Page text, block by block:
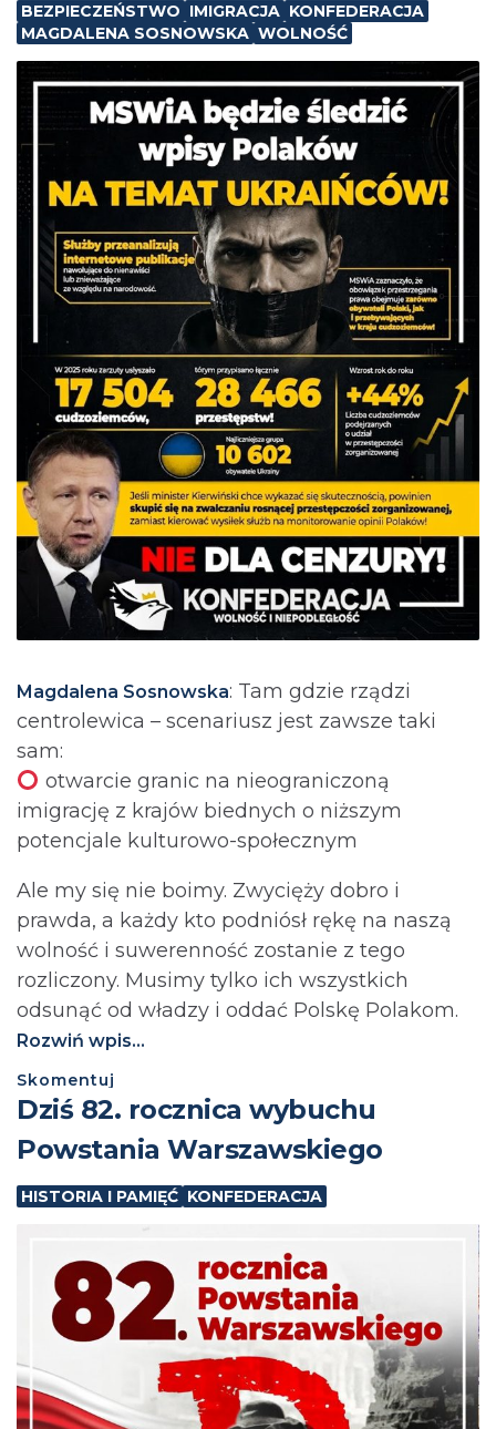
BEZPIECZEŃSTWO IMIGRACJA KONFEDERACJA
MAGDALENA SOSNOWSKA WOLNOŚĆ
Magdalena Sosnowska: Tam gdzie rządzi
centrolewica – scenariusz jest zawsze taki
sam:
otwarcie granic na nieograniczoną
imigrację z krajów biednych o niższym
potencjale kulturowo-społecznym
Ale my się nie boimy. Zwycięży dobro i
prawda, a każdy kto podniósł rękę na naszą
wolność i suwerenność zostanie z tego
rozliczony. Musimy tylko ich wszystkich
odsunąć od władzy i oddać Polskę Polakom.
Rozwiń wpis...
Skomentuj
Dziś 82. rocznica wybuchu
Powstania Warszawskiego
HISTORIA I PAMIĘĆ KONFEDERACJA